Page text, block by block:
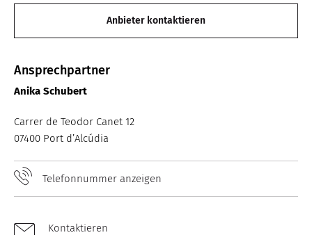
Anbieter kontaktieren
Ansprechpartner
Anika Schubert
Carrer de Teodor Canet 12
07400 Port d’Alcúdia
Telefonnummer anzeigen
Kontaktieren